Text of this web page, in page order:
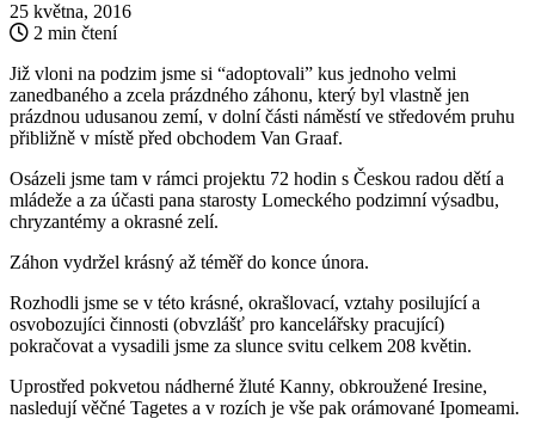
25 května, 2016
2 min čtení
Již vloni na podzim jsme si “adoptovali” kus jednoho velmi
zanedbaného a zcela prázdného záhonu, který byl vlastně jen
prázdnou udusanou zemí, v dolní části náměstí ve středovém pruhu
přibližně v místě před obchodem Van Graaf.
Osázeli jsme tam v rámci projektu 72 hodin s Českou radou dětí a
mládeže a za účasti pana starosty Lomeckého podzimní výsadbu,
chryzantémy a okrasné zelí.
Záhon vydržel krásný až téměř do konce února.
Rozhodli jsme se v této krásné, okrašlovací, vztahy posilující a
osvobozujíci činnosti (obvzlášť pro kancelářsky pracující)
pokračovat a vysadili jsme za slunce svitu celkem 208 květin.
Uprostřed pokvetou nádherné žluté Kanny, obkroužené Iresine,
nasledují věčné Tagetes a v rozích je vše pak orámované Ipomeami.